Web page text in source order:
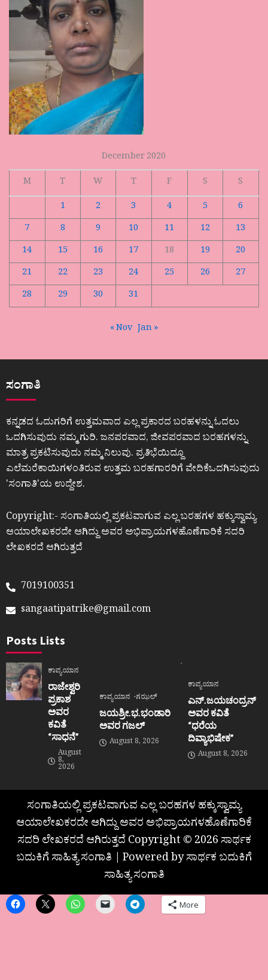
December 2020
M
T W T F S
S
1
2 3 4 5
6
7
8 9 10 11 12
13
14
15 16 17 18 19
20
21
22 23 24 25 26
27
28
29 30 31
« Nov Jan »
ಸಂಗಾತಿ
ಕನ್ನಡದ ಓದುಗರಿಗೆ ಉತ್ತಮವಾದ ಎಲ್ಲ ಪ್ರಕಾರದ ಬರಹಳನ್ನು ಓದಲು
ಒದಗಿಸುವುದು ನಮ್ಮ ಗುರಿ. ಜನಪರವಾದ, ಜೀವಪರವಾದ ಬರಹಗಳನ್ನು
ಮಾತ್ರ ಪ್ರಕಟಿಸುವುದು ನಮ್ಮ ನಿಲುವು. ಪ್ರತಿಭೆಯಿದ್ದೂ
ಎಲೆಮರೆಕಾಯಿಗಳಂತಿರುವ ಉತ್ತಮ ಬರಹಗಾರರಿಗೆ ವೇದಿಕೆಒದಗಿಸುವುದು
ʼಸಂಗಾತಿʼಯ ಉದ್ದೇಶ.
Copyright:- ಸಂಗಾತಿಯಲ್ಲಿ ಪ್ರಕಟವಾಗುವ ಎಲ್ಲ ಬರಹಗಳ ಹಕ್ಕುಸ್ವಾಮ್ಯ
ಆಯಾಲೇಖಕರದೇ ಆಗಿದ್ದು ಅವರ ಅಭಿಪ್ರಾಯಗಳಹೊಣೆಗಾರಿಕೆ ಸದರಿ
ಲೇಖಕರದೆ ಆಗಿರುತ್ತದೆ
7019100351
sangaatipatrike@gmail.com
Posts Lists
ಕಾವ್ಯಯಾನ
ರಾಜೇಶ್ವರಿ
ಪ್ರಕಾಶ
ಅವರ
ಕವಿತೆ
“ಸಾಧನೆ”
August
8,
2026
ಕಾವ್ಯಯಾನ ಗಝಲ್
ಜಯಶ್ರೀ.ಭ.ಭಂಡಾರಿ
ಅವರ ಗಜಲ್
August 8, 2026
ಕಾವ್ಯಯಾನ
ಎನ್.ಜಯಚಂದ್ರನ್
ಅವರ ಕವಿತೆ
“ಧರೆಯ
ದಿವ್ಯಾಭಿಷೇಕ”
August 8, 2026
ಸಂಗಾತಿಯಲ್ಲಿ ಪ್ರಕಟವಾಗುವ ಎಲ್ಲ ಬರಹಗಳ ಹಕ್ಕುಸ್ವಾಮ್ಯ
ಆಯಾಲೇಖಕರದೇ ಆಗಿದ್ದು ಅವರ ಅಭಿಪ್ರಾಯಗಳಹೊಣೆಗಾರಿಕೆ
ಸದರಿ ಲೇಖಕರದೆ ಆಗಿರುತ್ತದೆ Copyright © 2026 ಸಾರ್ಥಕ
ಬದುಕಿಗೆ ಸಾಹಿತ್ಯ ಸಂಗಾತಿ | Powered by ಸಾರ್ಥಕ ಬದುಕಿಗೆ
ಸಾಹಿತ್ಯ ಸಂಗಾತಿ
More